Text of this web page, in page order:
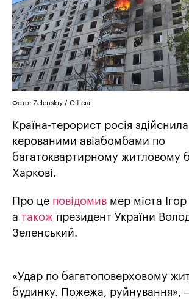
Фото: Zelenskiy / Official
Країна-терорист росія
керованими авіабомбами по
багатоквартирному житловому
Харкові.
Про це повідомив мер міста
а також президент України
Зеленський.
«Удар по багатоповерховому
будинку. Пожежа, руйнування»,